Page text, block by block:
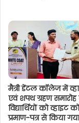
मैत्री डेंटल कॉलेज में
एवं शपथ ग्रहण
विद्यार्थियों को व्हाइट
प्रमाण-पत्र से किया गया